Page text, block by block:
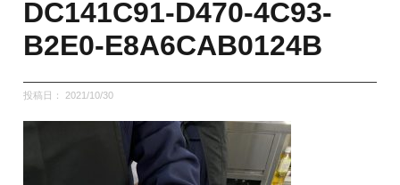
DC141C91-D470-4C93-
B2E0-E8A6CAB0124B
投稿日： 2021/10/30